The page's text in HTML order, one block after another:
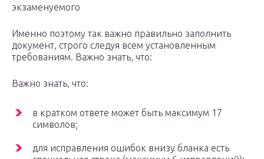
экзаменуемого
Именно поэтому так важно правильно заполнить
документ, строго следуя всем установленным
требованиям. Важно знать, что:
Важно знать, что:
в кратком ответе может быть максимум 17
символов;
для исправления ошибок внизу бланка есть